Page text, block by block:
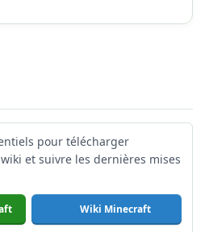
pour télécharger
et suivre les dernières mises
Wiki Minecraft